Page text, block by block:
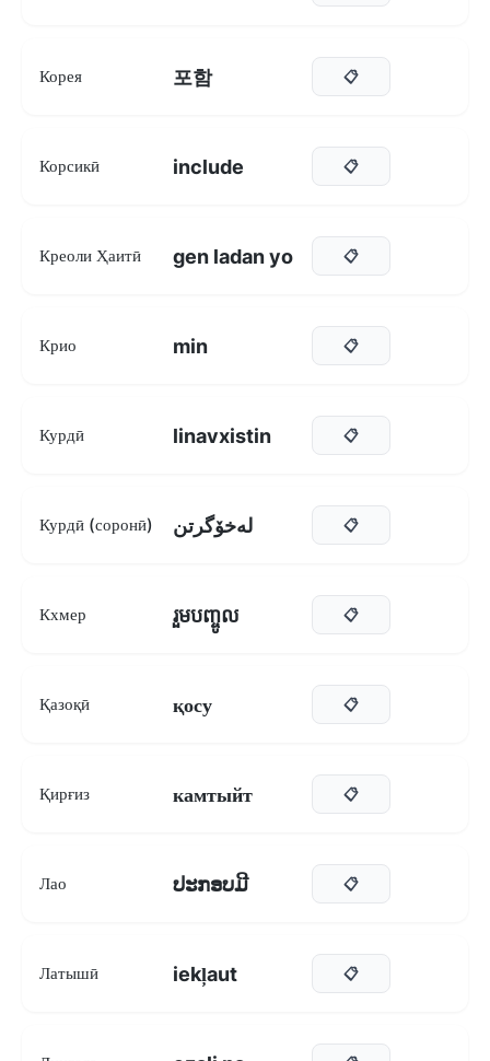
Корея 포함 📋
Корсикӣ include 📋
Креоли Ҳаитӣ gen ladan yo 📋
Крио min 📋
Курдӣ linavxistin 📋
Курдӣ (соронӣ) لەخۆگرتن 📋
Кхмер រួមបញ្ចូល 📋
Қазоқӣ қосу 📋
Қирғиз камтыйт 📋
Лао ປະກອບມີ 📋
Латышӣ iekļaut 📋